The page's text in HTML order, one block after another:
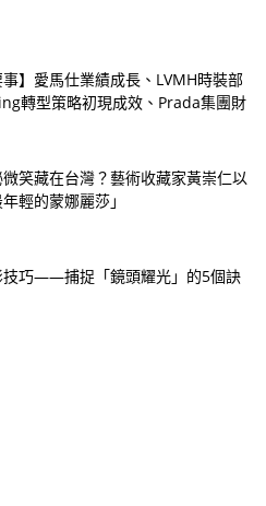
事】愛馬仕業績成長、LVMH時裝部
轉型策略初現成效、Prada集團財
笑藏在台灣？藝術收藏家黃崇仁以
輕的蒙娜麗莎」
技巧——捕捉「鏡頭耀光」的5個訣